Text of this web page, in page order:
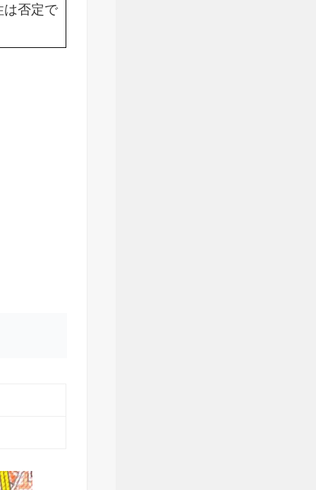
は否定で